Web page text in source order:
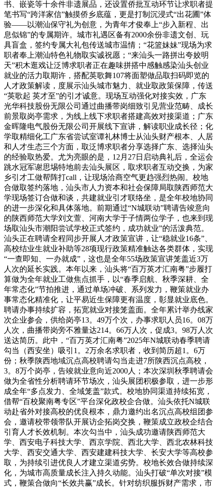
书、嵌瓷等十余件非遗展品，还设置侨批互动环节让求职者提
笔书写“跨洋家信”触摸侨乡底蕴，更是打制沉浸式“出花圃”体
验——以潮汕保守礼为创意，为青年才俊奉上“步入新程、出
息似锦”的专属期许。城市礼遇区备有2000余份非遗文创、玩
具盲盒，签约专属大礼包传送城市温情；“花篮妹妹”现场为求
职者奉上潮汕特色礼物取实诚祝愿；“来汕头一路拼出夸姣明
天”积木逛戏让泛博求职者正在趣味拼搭中感触感染汕头创业
就业的活力取期许，搭配英歌舞107将面塑做品取扫码即览的
人才政策解读，度展示汕头城市魅力、就业取政策保障，传送
“英歌起 英才至”的引才诚意。现场互动强化对接实效，广东
光华科技股份无限公司通过曲播带岗细致引见营业范畴、成长
前景取岗亭需求，为线上线下求职者搭建高效对接渠道；广东
金晖隆电气股份无限公司开展线下宣讲，解读职业成长径；化
学取精细化工广东省尝试室谭礼林博士从汕头财产根本、人居
和人才生态三个方面，取泛博求职者分享选择广东、选择汕头
的经验取热爱。尤为亮眼的是，12月27日启动典礼后，全运会
跳水冠军谢思埸特地前去汕头展区，取求职者互动交换，为家
乡引才工做帮阵打call，让现场洽商空气更趋强烈热闹。校地
合做取签约落地，汕头市人力资本和社会保障局取陕西师范大
学现场签订合做和谈，共建就业引才联络坐，是全年校地协同
的进一步深化和具体落地。前期通过“N城联动”聘请告竣意向
的陕西师范大学刘文萱、河南大学于子情两位学子，也来到现
场取汕头市潮阳尝试学校正式签约，成功就业”的活泼典范。
汕头正在聘请全程同步开展人才政策宣讲，让“稳就业16条”、
高校结业生就业补助等28项现行政策精准触达各类群体，实现
“一查即知、一办就成”，这也是全年55场政策宣讲笼盖近3万
人次的延长实践。本年以来，汕头将“百万英才汇南粤”步履打
算做为全年就业工做焦点抓手，以“春季启航、秋季深耕、全
年常态化”节拍推进，通过单场冲破、系列发力，鞭策就业办
事常态化精准化，让平易近生保障更有温度，彰显就业底色。
聘请办事持续扩容，拓宽就业对接笼盖面。全年累计举办线家
次企业参会，供给岗亭13。49万个次，办事求职人员16。08万
人次，曲播带岗旁不雅量达214。66万人次，促成3。98万人次
送达简历。此中，“百万英才汇南粤”2025年N城联动春季聘请
勾当（西安坐）吸引1。2万余名求职者，收到简历超1。6万
份；秋季陕西地域沉点高校聘请勾当走进7所陕西沉点高校，
3。8万个岗亭，告竣就业意向近2000人；本次深圳秋季聘请会
做为全省性分析聘请环节场次，汕头展团积极参取，进一步形
成全年“多点发力、全域笼盖”款式。校地协同渠道持续拓宽，
借帮“百校聚南粤专区”平台深化政校企合做。汕头依托N城联
动赴省外对接高校的优良根本，鼎力邀约出名沉点高校组团参
会，邀请校带领带队开展访企拓岗交换，鞭策成立政校企结合
引育人才长效机制。本次勾当中，汕头成功邀请陕西师范大
学、西安电子科技大学、西京学院、西北大学、西北农林科技
大学、西安交通大学、西安建建科技大学、长安大学等高校参
取，为持续引进优良人才建立渠道劣势。校地长效合做持续深
化，为城市高质量成长注入持久动能。汕头打破“单次对接”模
式，鞭策合做向“长效共赢”成长。针对纺织服拆财产需求，市